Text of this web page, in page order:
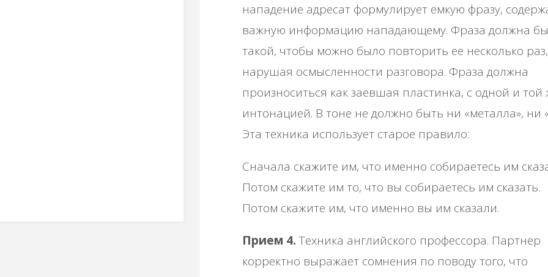
нападение адресат формулирует емкую фразу,
важную информацию нападающему. Фраза должна
такой, чтобы можно было повторить ее несколько
нарушая осмысленности разговора. Фраза должна
произноситься как заевшая пластинка, с одной и той
интонацией. В тоне не должно быть ни «металла», ни
Эта техника использует старое правило:
Сначала скажите им, что именно собираетесь им
Потом скажите им то, что вы собираетесь им сказать.
Потом скажите им, что именно вы им сказали.
Прием 4.Техника английского профессора. Партнер
корректно выражает сомнения по поводу того, что